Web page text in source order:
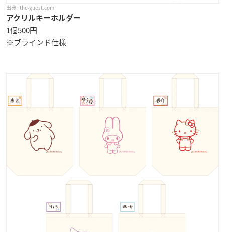
the-guest.com
アクリルキーホルダー
1個500円
※ブラインド仕様